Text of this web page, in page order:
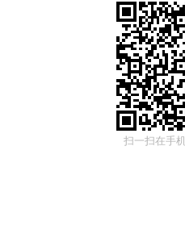
扫一扫在手